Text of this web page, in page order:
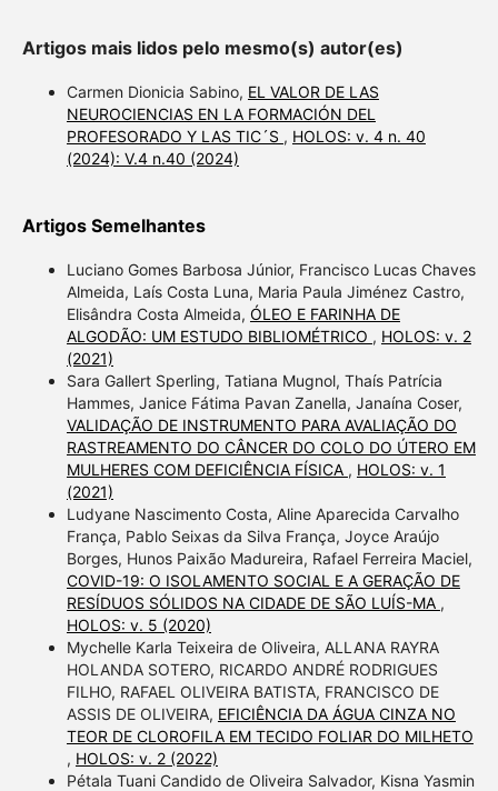
Artigos mais lidos pelo mesmo(s) autor(es)
Carmen Dionicia Sabino, EL VALOR DE LAS
NEUROCIENCIAS EN LA FORMACIÓN DEL
PROFESORADO Y LAS TIC´S , HOLOS: v. 4 n. 40
(2024): V.4 n.40 (2024)
Artigos Semelhantes
Luciano Gomes Barbosa Júnior, Francisco Lucas Chaves
Almeida, Laís Costa Luna, Maria Paula Jiménez Castro,
Elisândra Costa Almeida, ÓLEO E FARINHA DE
ALGODÃO: UM ESTUDO BIBLIOMÉTRICO , HOLOS: v. 2
(2021)
Sara Gallert Sperling, Tatiana Mugnol, Thaís Patrícia
Hammes, Janice Fátima Pavan Zanella, Janaína Coser,
VALIDAÇÃO DE INSTRUMENTO PARA AVALIAÇÃO DO
RASTREAMENTO DO CÂNCER DO COLO DO ÚTERO EM
MULHERES COM DEFICIÊNCIA FÍSICA , HOLOS: v. 1
(2021)
Ludyane Nascimento Costa, Aline Aparecida Carvalho
França, Pablo Seixas da Silva França, Joyce Araújo
Borges, Hunos Paixão Madureira, Rafael Ferreira Maciel,
COVID-19: O ISOLAMENTO SOCIAL E A GERAÇÃO DE
RESÍDUOS SÓLIDOS NA CIDADE DE SÃO LUÍS-MA ,
HOLOS: v. 5 (2020)
Mychelle Karla Teixeira de Oliveira, ALLANA RAYRA
HOLANDA SOTERO, RICARDO ANDRÉ RODRIGUES
FILHO, RAFAEL OLIVEIRA BATISTA, FRANCISCO DE
ASSIS DE OLIVEIRA, EFICIÊNCIA DA ÁGUA CINZA NO
TEOR DE CLOROFILA EM TECIDO FOLIAR DO MILHETO
, HOLOS: v. 2 (2022)
Pétala Tuani Candido de Oliveira Salvador, Kisna Yasmin